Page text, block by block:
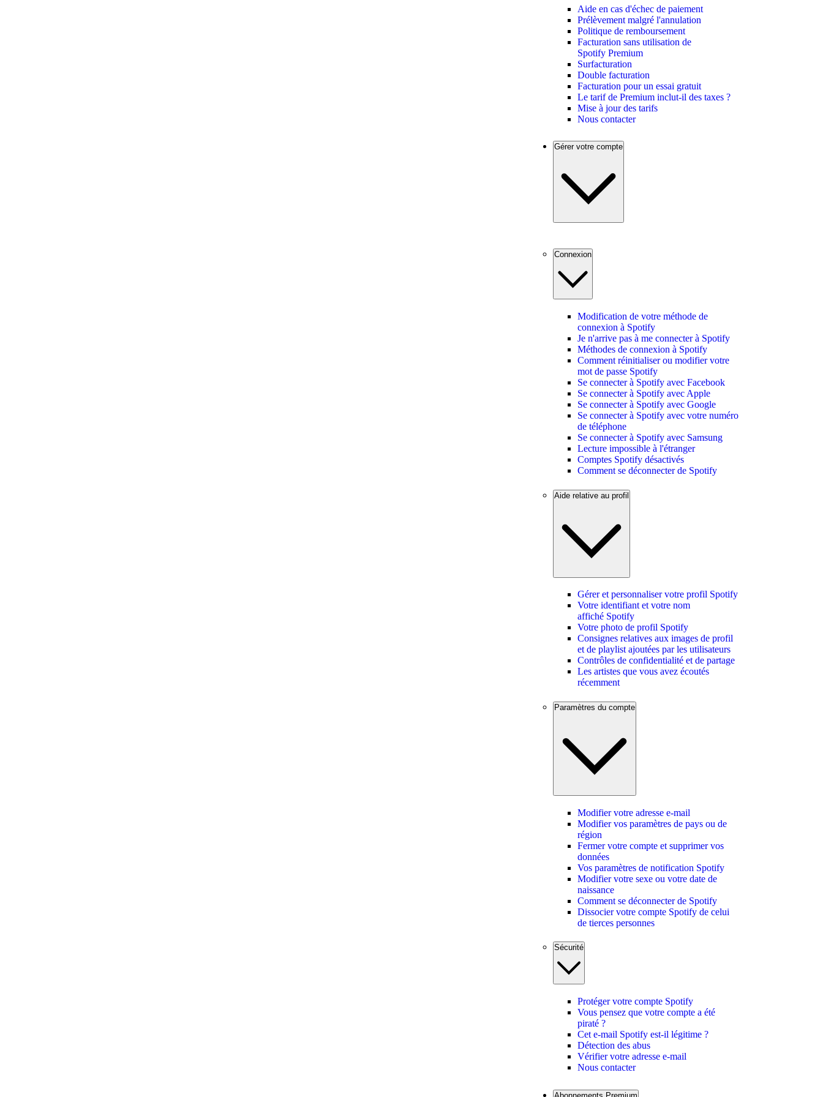
Aide en cas d'échec de paiement
Prélèvement malgré l'annulation
Politique de remboursement
Facturation sans utilisation de
Spotify Premium
Surfacturation
Double facturation
Facturation pour un essai gratuit
Le tarif de Premium inclut-il des taxes ?
Mise à jour des tarifs
Nous contacter
Gérer votre compte
Connexion
Modification de votre méthode de
connexion à Spotify
Je n'arrive pas à me connecter à Spotify
Méthodes de connexion à Spotify
Comment réinitialiser ou modifier votre
mot de passe Spotify
Se connecter à Spotify avec Facebook
Se connecter à Spotify avec Apple
Se connecter à Spotify avec Google
Se connecter à Spotify avec votre numéro
de téléphone
Se connecter à Spotify avec Samsung
Lecture impossible à l'étranger
Comptes Spotify désactivés
Comment se déconnecter de Spotify
Aide relative au profil
Gérer et personnaliser votre profil Spotify
Votre identifiant et votre nom
affiché Spotify
Votre photo de profil Spotify
Consignes relatives aux images de profil
et de playlist ajoutées par les utilisateurs
Contrôles de confidentialité et de partage
Les artistes que vous avez écoutés
récemment
Paramètres du compte
Modifier votre adresse e-mail
Modifier vos paramètres de pays ou de
région
Fermer votre compte et supprimer vos
données
Vos paramètres de notification Spotify
Modifier votre sexe ou votre date de
naissance
Comment se déconnecter de Spotify
Dissocier votre compte Spotify de celui
de tierces personnes
Sécurité
Protéger votre compte Spotify
Vous pensez que votre compte a été
piraté ?
Cet e-mail Spotify est-il légitime ?
Détection des abus
Vérifier votre adresse e-mail
Nous contacter